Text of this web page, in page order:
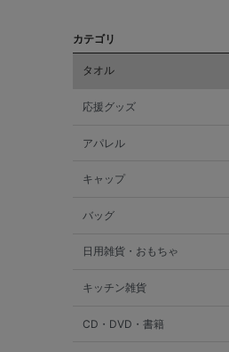
カテゴリ
タオル
応援グッズ
アパレル
キャップ
バッグ
日用雑貨・おもちゃ
キッチン雑貨
CD・DVD・書籍